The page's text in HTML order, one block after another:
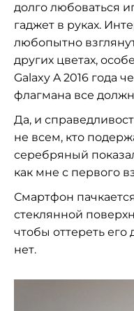
долго любоваться
гаджет в руках.
любопытно
других цветах,
Galaxy A 2016 года
флагмана все
Да, и
не всем, кто
серебряный
как мне с первого
Смартфон
стеклянной
чтобы оттереть его
нет.